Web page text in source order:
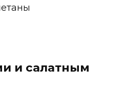
и салатным